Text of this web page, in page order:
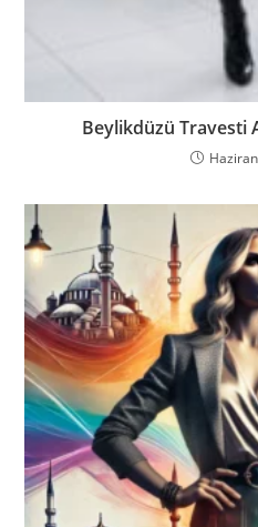
Beylikdüzü Travesti